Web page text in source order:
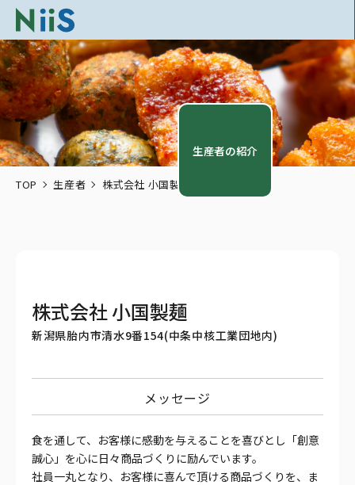
生産者の紹介
TOP 生産者 株式会社 小国製麺
株式会社 小国製麺
新潟県胎内市清水9番154(中条中核工業団地内)
メッセージ
食を通して、お客様に感動を与えることを喜びとし「創意
誠心」を心に日々商品づくりに励んでいます。
社員一丸となり、お客様に喜んで頂ける商品づくりを、ま